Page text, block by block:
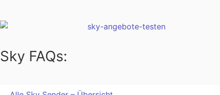
Sky FAQs: